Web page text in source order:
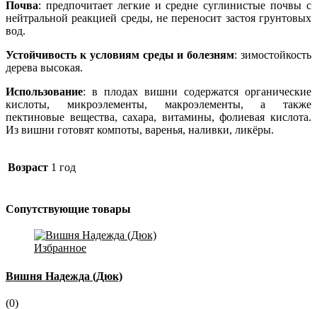
Почва: предпочитает легкие и средне суглинистые почвы с
нейтральной реакцией среды, не переносит застоя грунтовых
вод.
Устойчивость к условиям среды и болезням: зимостойкость
дерева высокая.
Использование: в плодах вишни содержатся органические
кислоты, микроэлементы, макроэлементы, а также
пектиновые вещества, сахара, витамины, фолиевая кислота.
Из вишни готовят компоты, варенья, наливки, ликёры.
Возраст 1 год
Сопутствующие товары
Избранное
Вишня Надежда (Дюк)
(0)